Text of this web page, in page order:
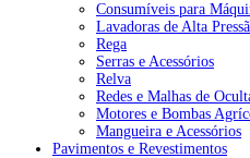
Consumíveis para
Lavadoras de Alta
Rega
Serras e Acessórios
Relva
Redes e Malhas de
Motores e Bombas
Mangueira e Acessórios
Pavimentos e Revestimentos